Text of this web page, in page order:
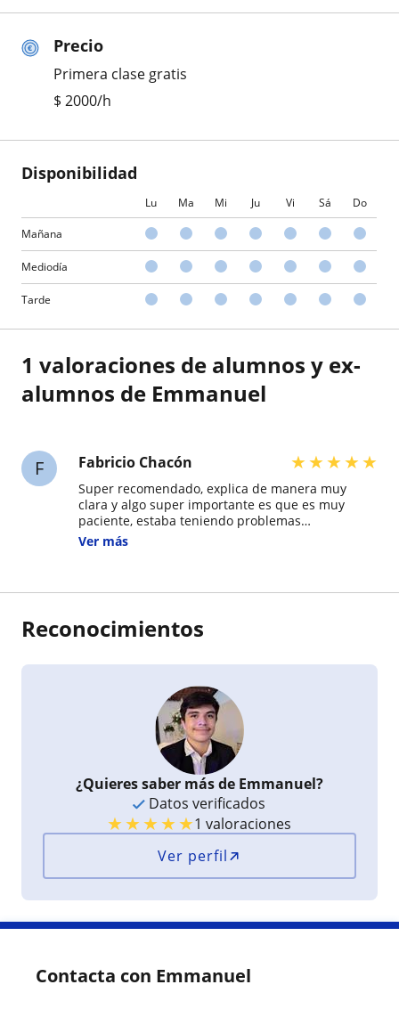
Precio
Primera clase gratis
$ 2000/h
Disponibilidad
Lu Ma Mi Ju Vi Sá Do
Mañana
Mediodía
Tarde
1 valoraciones de alumnos y ex-
alumnos de Emmanuel
F Fabricio Chacón ★★★★★
Super recomendado, explica de manera muy
clara y algo super importante es que es muy
paciente, estaba teniendo problemas
entendiendo la materia de progra y haciendo el
Ver más
Reconocimientos
¿Quieres saber más de Emmanuel?
Datos verificados
★★★★★1 valoraciones
Ver perfil
Contacta con Emmanuel